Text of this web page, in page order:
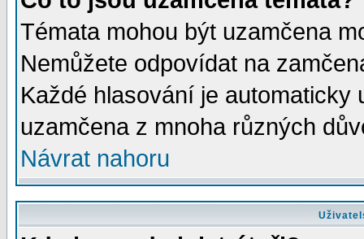
Témata mohou být uzamčena
Nemůžete odpovídat na
Každé hlasování je automaticky
uzamčena z mnoha různých
Návrat nahoru